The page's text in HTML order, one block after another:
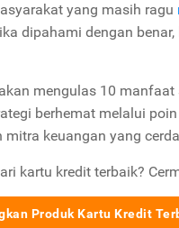
yang masih ragu
dipahami dengan
mengulas 10
berhemat melalui
mitra keuangan yang
kartu kredit terbaik?
Produk Kartu Kredit